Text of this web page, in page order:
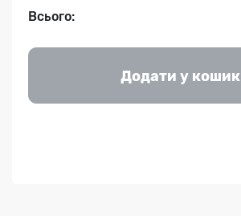
Всього:
Додати у кошик